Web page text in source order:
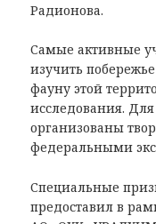
Радионова.
Самые активные
изучить
фауну этой
исследования.
организованы
федеральными
Специальные
предоставил в